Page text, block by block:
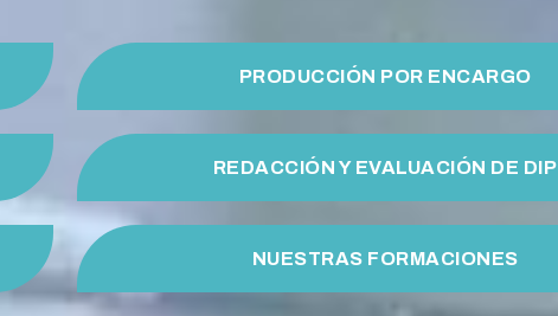
PRODUCCIÓN POR ENCARGO
REDACCIÓN Y EVALUACIÓN DE DIP
NUESTRAS FORMACIONES